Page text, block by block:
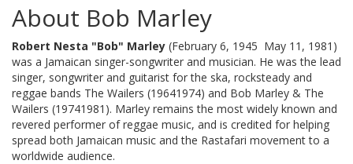
About Bob Marley
Robert Nesta "Bob" Marley (February 6, 1945  May 11, 1981)
was a Jamaican singer-songwriter and musician. He was the lead
singer, songwriter and guitarist for the ska, rocksteady and
reggae bands The Wailers (19641974) and Bob Marley & The
Wailers (19741981). Marley remains the most widely known and
revered performer of reggae music, and is credited for helping
spread both Jamaican music and the Rastafari movement to a
worldwide audience.